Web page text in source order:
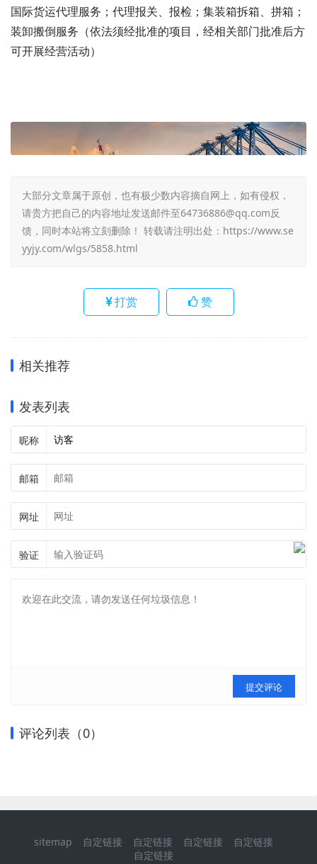
国际货运代理服务；代理报关、报检；集装箱拆箱、拼箱；
装卸搬倒服务（依法须经批准的项目，经相关部门批准后方
可开展经营活动）
大部分文章属于原创，也有极少数内容摘自网上，如有侵权，
请贵方把自己的内容地址发送邮件至64736886@qq.com反
馈，同时本站将立刻删除！ 转载请注明出处： https://www.se
yyjy.com/wlgs/5858.html
打赏 赞
相关推荐
发表列表
昵称
邮箱
网址
验证
提交评论
评论列表（0）
sitemap 自定链接 自定链接 自定链接
自定链接
自定链接